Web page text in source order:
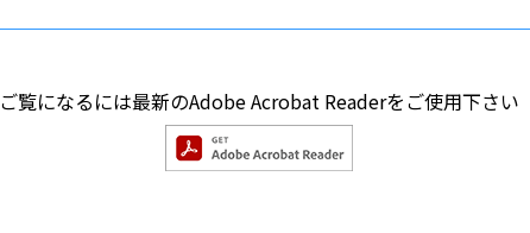
ご覧になるには最新のAdobe Acrobat Readerをご使用下さい